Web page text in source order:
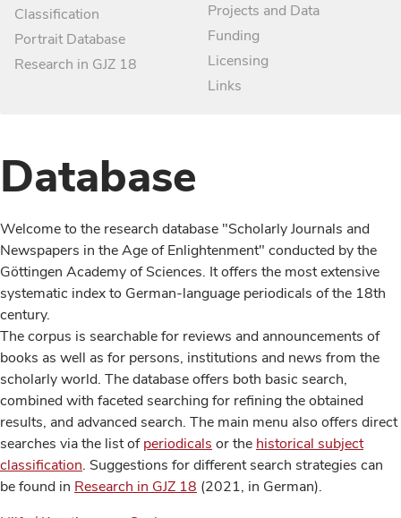
Classification
Portrait Database
Research in GJZ 18
Projects and Data
Funding
Licensing
Links
Database
Welcome to the research database "Scholarly Journals and
Newspapers in the Age of Enlightenment" conducted by the
Göttingen Academy of Sciences. It offers the most extensive
systematic index to German-language periodicals of the 18th
century.
The corpus is searchable for reviews and announcements of
books as well as for persons, institutions and news from the
scholarly world. The database offers both basic search,
combined with faceted searching for refining the obtained
results, and advanced search. The main menu also offers direct
searches via the list ofperiodicals or the historical subject
classification. Suggestions for different search strategies can
be found in Research in GJZ 18 (2021, in German).